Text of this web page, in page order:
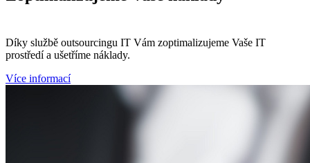
Díky službě outsourcingu IT Vám zoptimalizujeme Vaše IT
prostředí a ušetříme náklady.
Více informací